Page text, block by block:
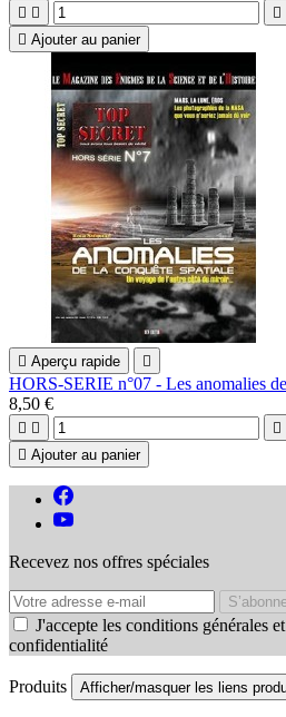
  
 Ajouter au panier
 Aperçu rapide 
HORS-SERIE n°07 - Les anomalies
8,50 €
  
 Ajouter au panier
Recevez nos offres spéciales
J'accepte les conditions générales
confidentialité
Produits Afficher/masquer les liens